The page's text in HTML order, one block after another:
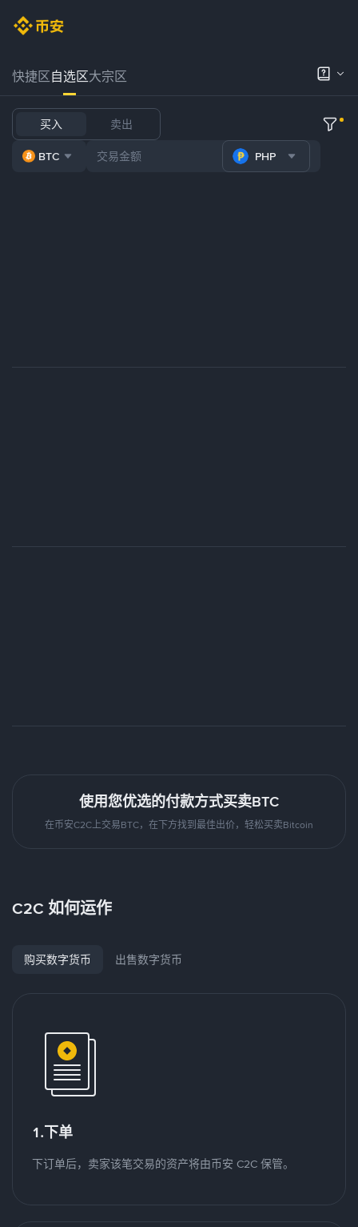
快捷区自选区大宗区
买入 卖出
BTC PHP
使用您优选的付款方式买卖BTC
在币安C2C上交易BTC，在下方找到最佳出价，轻松买卖Bitcoin
C2C 如何运作
购买数字货币 出售数字货币
1.下单
下订单后，卖家该笔交易的资产将由币安 C2C 保管。